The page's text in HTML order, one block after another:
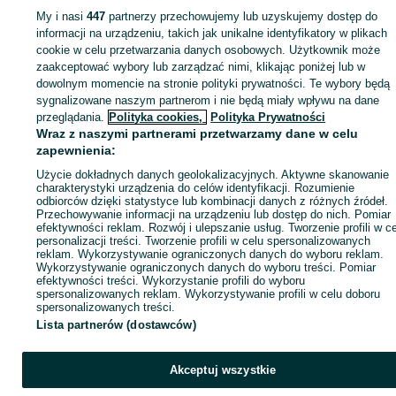
Zaloguj się lub załóż konto na OLX, aby skontaktować się z
sprzedającym
Zaloguj się / Załóż konto
My i nasi447 partnerzy przechowujemy lub uzyskujemy dostęp do
informacji na urządzeniu, takich jak unikalne identyfikatory w plikach
cookie w celu przetwarzania danych osobowych. Użytkownik może
zaakceptować wybory lub zarządzać nimi, klikając poniżej lub w
dowolnym momencie na stronie polityki prywatności. Te wybory będą
sygnalizowane naszym partnerom i nie będą miały wpływu na dane
przeglądania. Polityka cookies, Polityka Prywatności
Wraz z naszymi partnerami przetwarzamy dane w celu
zapewnienia:
Użycie dokładnych danych geolokalizacyjnych. Aktywne skanowanie
charakterystyki urządzenia do celów identyfikacji. Rozumienie
odbiorców dzięki statystyce lub kombinacji danych z różnych źródeł.
Przechowywanie informacji na urządzeniu lub dostęp do nich. Pomiar
efektywności reklam. Rozwój i ulepszanie usług. Tworzenie profili w
personalizacji treści. Tworzenie profili w celu spersonalizowanych
reklam. Wykorzystywanie ograniczonych danych do wyboru reklam.
Wykorzystywanie ograniczonych danych do wyboru treści. Pomiar
efektywności treści. Wykorzystanie profili do wyboru
spersonalizowanych reklam. Wykorzystywanie profili w celu doboru
spersonalizowanych treści.
Lista partnerów (dostawców)
Akceptuj wszystkie